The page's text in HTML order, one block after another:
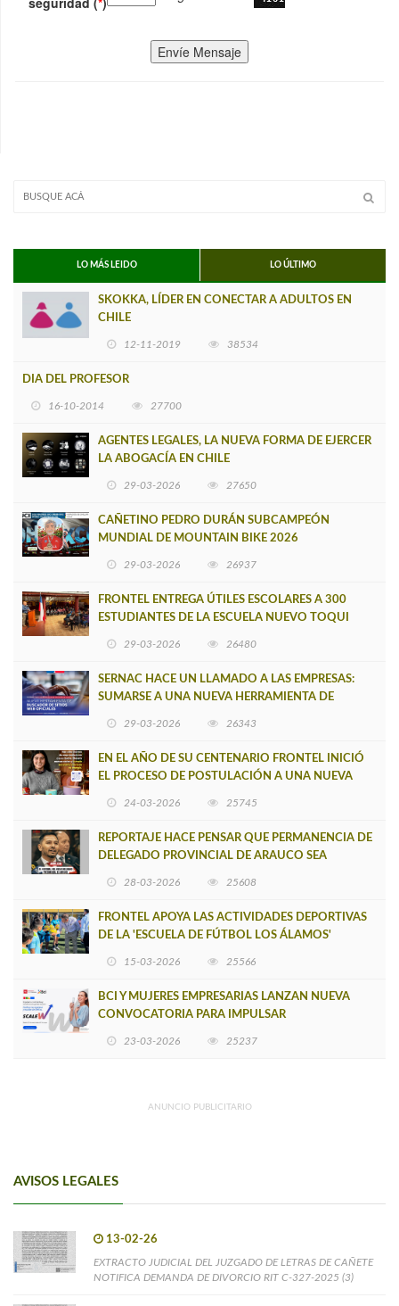
Envíe Mensaje
LO MÁS LEIDO LO ÚLTIMO
SKOKKA, LÍDER EN CONECTAR A ADULTOS EN
CHILE
12-11-2019 38534
DIA DEL PROFESOR
16-10-2014 27700
AGENTES LEGALES, LA NUEVA FORMA DE EJERCER
LA ABOGACÍA EN CHILE
29-03-2026 27650
CAÑETINO PEDRO DURÁN SUBCAMPEÓN
MUNDIAL DE MOUNTAIN BIKE 2026
29-03-2026 26937
FRONTEL ENTREGA ÚTILES ESCOLARES A 300
ESTUDIANTES DE LA ESCUELA NUEVO TOQUI
29-03-2026 26480
SERNAC HACE UN LLAMADO A LAS EMPRESAS:
SUMARSE A UNA NUEVA HERRAMIENTA DE
29-03-2026 26343
EN EL AÑO DE SU CENTENARIO FRONTEL INICIÓ
EL PROCESO DE POSTULACIÓN A UNA NUEVA
24-03-2026 25745
REPORTAJE HACE PENSAR QUE PERMANENCIA DE
DELEGADO PROVINCIAL DE ARAUCO SEA
28-03-2026 25608
FRONTEL APOYA LAS ACTIVIDADES DEPORTIVAS
DE LA 'ESCUELA DE FÚTBOL LOS ÁLAMOS'
15-03-2026 25566
BCI Y MUJERES EMPRESARIAS LANZAN NUEVA
CONVOCATORIA PARA IMPULSAR
23-03-2026 25237
ANUNCIO PUBLICITARIO
AVISOS LEGALES
13-02-26
EXTRACTO JUDICIAL DEL JUZGADO DE LETRAS DE CAÑETE
NOTIFICA DEMANDA DE DIVORCIO RIT C-327-2025 (3)